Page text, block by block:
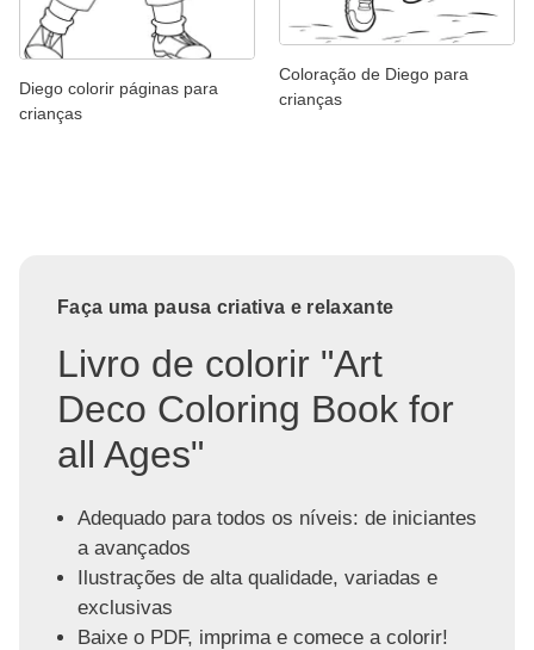
Diego colorir páginas para
crianças
Coloração de Diego para
crianças
Faça uma pausa criativa e relaxante
Livro de colorir "Art
Deco Coloring Book for
all Ages"
Adequado para todos os níveis: de iniciantes
a avançados
Ilustrações de alta qualidade, variadas e
exclusivas
Baixe o PDF, imprima e comece a colorir!